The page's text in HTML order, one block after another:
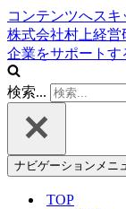
コンテンツへスキ
株式会社村上経営
企業をサポートす
検索...
ナビゲーションメニ
TOP